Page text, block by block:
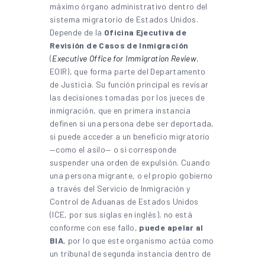
máximo órgano administrativo dentro del
sistema migratorio de Estados Unidos.
Depende de la Oficina Ejecutiva de
Revisión de Casos de Inmigración
(Executive Office for Immigration Review,
EOIR), que forma parte del Departamento
de Justicia. Su función principal es revisar
las decisiones tomadas por los jueces de
inmigración, que en primera instancia
definen si una persona debe ser deportada,
si puede acceder a un beneficio migratorio
—como el asilo— o si corresponde
suspender una orden de expulsión. Cuando
una persona migrante, o el propio gobierno
a través del Servicio de Inmigración y
Control de Aduanas de Estados Unidos
(ICE, por sus siglas en inglés), no está
conforme con ese fallo, puede apelar al
BIA, por lo que este organismo actúa como
un tribunal de segunda instancia dentro de